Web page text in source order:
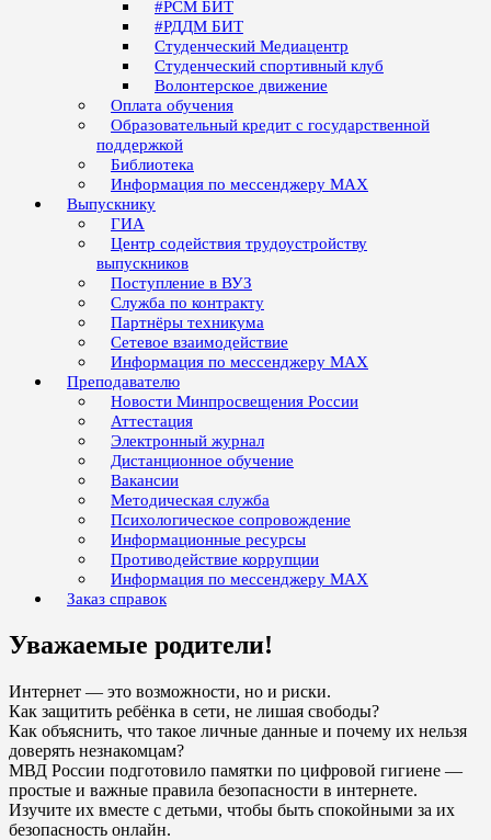
#РСМ БИТ
#РДДМ БИТ
Студенческий Медиацентр
Студенческий спортивный клуб
Волонтерское движение
Оплата обучения
Образовательный кредит с государственной
поддержкой
Библиотека
Информация по мессенджеру MAX
Выпускнику
ГИА
Центр содействия трудоустройству
выпускников
Поступление в ВУЗ
Служба по контракту
Партнёры техникума
Сетевое взаимодействие
Информация по мессенджеру MAX
Преподавателю
Новости Минпросвещения России
Аттестация
Электронный журнал
Дистанционное обучение
Вакансии
Методическая служба
Психологическое сопровождение
Информационные ресурсы
Противодействие коррупции
Информация по мессенджеру MAX
Заказ справок
Уважаемые родители!
Интернет — это возможности, но и риски.
Как защитить ребёнка в сети, не лишая свободы?
Как объяснить, что такое личные данные и почему их нельзя
доверять незнакомцам?
МВД России подготовило памятки по цифровой гигиене —
простые и важные правила безопасности в интернете.
Изучите их вместе с детьми, чтобы быть спокойными за их
безопасность онлайн.